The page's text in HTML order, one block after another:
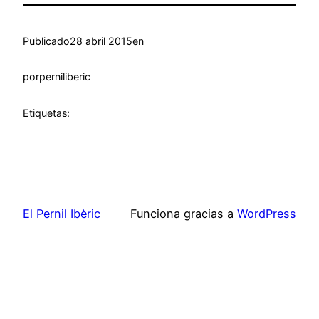
Publicado28 abril 2015en
porperniliberic
Etiquetas:
El Pernil Ibèric Funciona gracias a WordPress